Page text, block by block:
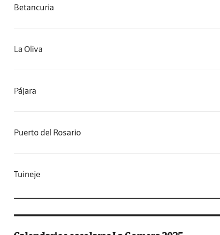
Betancuria
La Oliva
Pájara
Puerto del Rosario
Tuineje